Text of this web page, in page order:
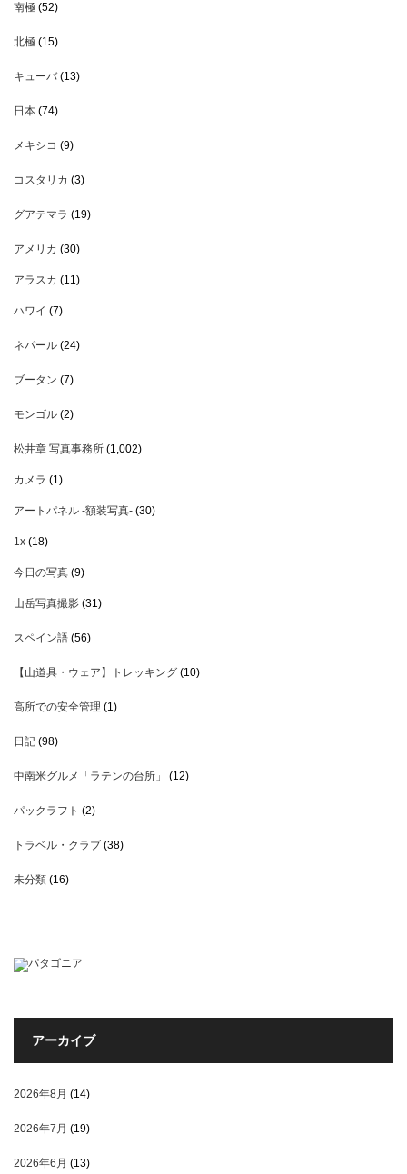
南極 (52)
北極 (15)
キューバ(13)
日本 (74)
メキシコ (9)
コスタリカ (3)
グアテマラ (19)
アメリカ (30)
アラスカ (11)
ハワイ (7)
ネパール (24)
ブータン (7)
モンゴル (2)
松井章 写真事務所 (1,002)
カメラ (1)
アートパネル -額装写真- (30)
1x (18)
今日の写真 (9)
山岳写真撮影 (31)
スペイン語 (56)
【山道具・ウェア】トレッキング (10)
高所での安全管理 (1)
日記 (98)
中南米グルメ「ラテンの台所」 (12)
パックラフト (2)
トラベル・クラブ (38)
未分類 (16)
アーカイブ
2026年8月 (14)
2026年7月 (19)
2026年6月 (13)